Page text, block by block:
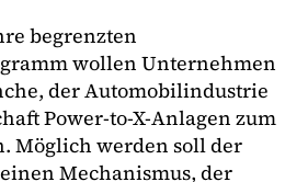
begrenzten
wollen Unternehmen
der Automobilindustrie
Power-to-X-Anlagen zum
Möglich werden soll der
Mechanismus, der